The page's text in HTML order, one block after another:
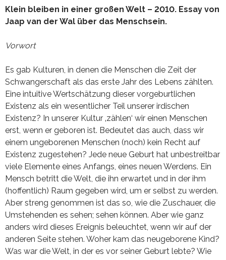
Klein bleiben in einer großen Welt – 2010. Essay von
Jaap van der Wal über das Menschsein.
Vorwort
Es gab Kulturen, in denen die Menschen die Zeit der
Schwangerschaft als das erste Jahr des Lebens zählten.
Eine intuitive Wertschätzung dieser vorgeburtlichen
Existenz als ein wesentlicher Teil unserer irdischen
Existenz? In unserer Kultur ‚zählen‘ wir einen Menschen
erst, wenn er geboren ist. Bedeutet das auch, dass wir
einem ungeborenen Menschen (noch) kein Recht auf
Existenz zugestehen? Jede neue Geburt hat unbestreitbar
viele Elemente eines Anfangs, eines neuen Werdens. Ein
Mensch betritt die Welt, die ihn erwartet und in der ihm
(hoffentlich) Raum gegeben wird, um er selbst zu werden.
Aber streng genommen ist das so, wie die Zuschauer, die
Umstehenden es sehen; sehen können. Aber wie ganz
anders wird dieses Ereignis beleuchtet, wenn wir auf der
anderen Seite stehen. Woher kam das neugeborene Kind?
Was war die Welt, in der es vor seiner Geburt lebte? Wie